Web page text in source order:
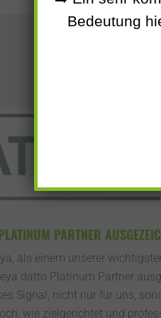
PARTNER
als einem unserer
datto Platinum Partner
Signal, nicht nur für uns,
wie zielgerichtet und
Bedeutung